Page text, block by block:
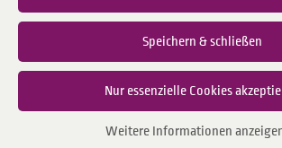
Speichern & schließen
Nur essenzielle Cookies
Weitere Informationen